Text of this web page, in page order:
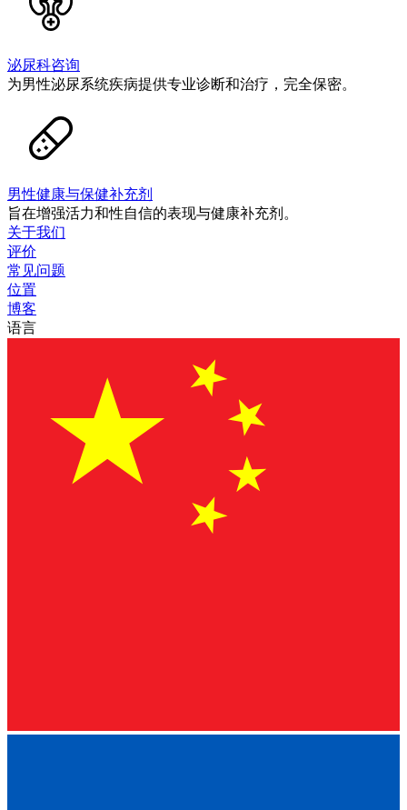
泌尿科咨询
为男性泌尿系统疾病提供专业诊断和治疗，完全保密。
男性健康与保健补充剂
旨在增强活力和性自信的表现与健康补充剂。
关于我们
评价
常见问题
位置
博客
语言